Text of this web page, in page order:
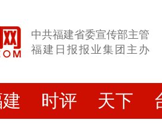
中共福建省委宣传部主管
福建日报报业集团主办
时评 天下